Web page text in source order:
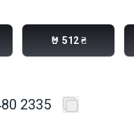
🤘 512 ₴
2335